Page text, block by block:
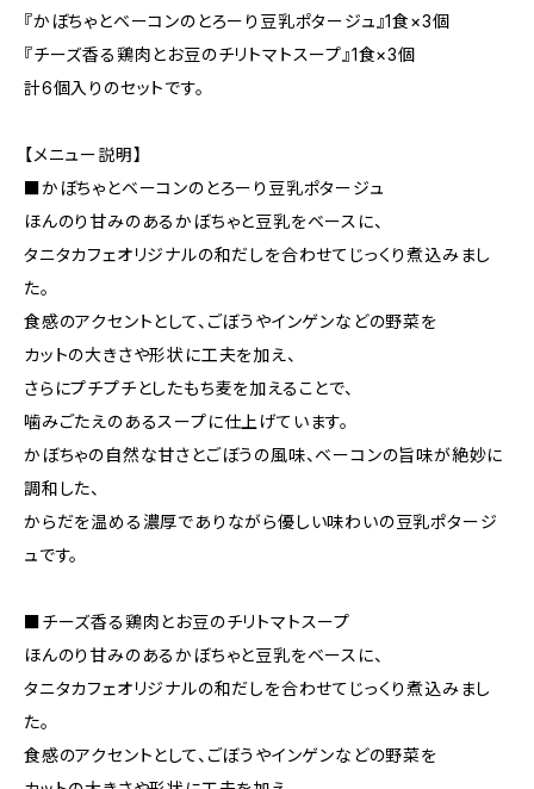
『かぼちゃとベーコンのとろーり豆乳ポタージュ』1食×3個
『チーズ香る鶏肉とお豆のチリトマトスープ』1食×3個
計6個入りのセットです。
【メニュー説明】
■かぼちゃとベーコンのとろーり豆乳ポタージュ
ほんのり甘みのあるかぼちゃと豆乳をベースに、
タニタカフェオリジナルの和だしを合わせてじっくり煮込みまし
た。
食感のアクセントとして、ごぼうやインゲンなどの野菜を
カットの大きさや形状に工夫を加え、
さらにプチプチとしたもち麦を加えることで、
噛みごたえのあるスープに仕上げています。
かぼちゃの自然な甘さとごぼうの風味、ベーコンの旨味が絶妙に
調和した、
からだを温める濃厚でありながら優しい味わいの豆乳ポタージ
ュです。
■チーズ香る鶏肉とお豆のチリトマトスープ
ほんのり甘みのあるかぼちゃと豆乳をベースに、
タニタカフェオリジナルの和だしを合わせてじっくり煮込みまし
た。
食感のアクセントとして、ごぼうやインゲンなどの野菜を